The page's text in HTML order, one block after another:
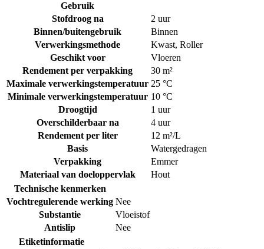
Gebruik
Stofdroog na
2 uur
Binnen/buitengebruik
Binnen
Verwerkingsmethode
Kwast, Roller
Geschikt voor
Vloeren
Rendement per verpakking
30 m²
Maximale verwerkingstemperatuur 25 °C
Minimale verwerkingstemperatuur 10 °C
Droogtijd
1 uur
Overschilderbaar na
4 uur
Rendement per liter
12 m²/L
Basis
Watergedragen
Verpakking
Emmer
Materiaal van doeloppervlak
Hout
Technische kenmerken
Vochtregulerende werking Nee
Substantie
Vloeistof
Antislip
Nee
Etiketinformatie